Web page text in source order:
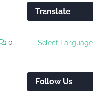
0
Translate
Select Language
Follow Us